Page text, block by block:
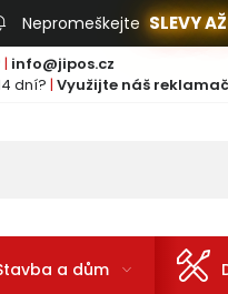
Nepromeškejte SLEVY
| info@jipos.cz
dní? | Využijte náš
a dům